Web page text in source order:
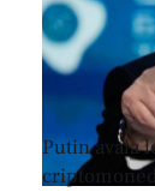
Putin avala